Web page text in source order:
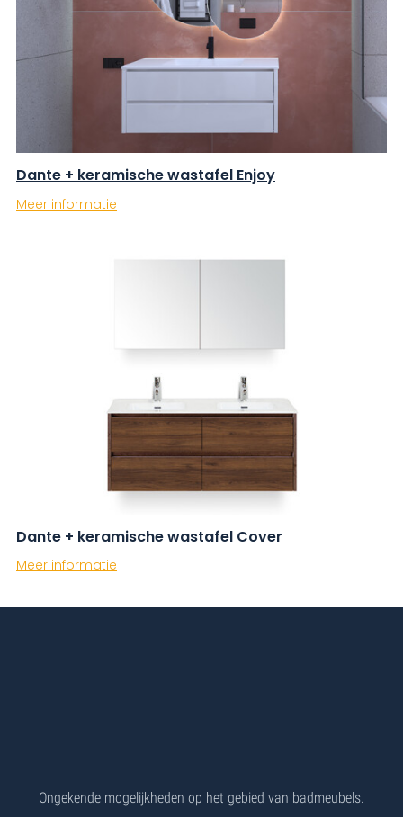
Dante + keramische wastafel Enjoy
Meer informatie
Dante + keramische wastafel Cover
Meer informatie
Ongekende mogelijkheden op het gebied van badmeubels.